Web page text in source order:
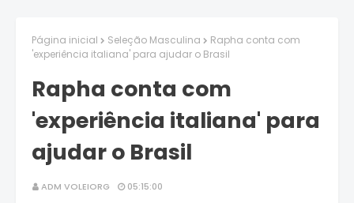
Página inicial Seleção Masculina
Rapha conta com
'experiência italiana' para ajudar o Brasil
Rapha conta com
'experiência italiana' para
ajudar o Brasil
ADM VOLEIORG 05:15:00